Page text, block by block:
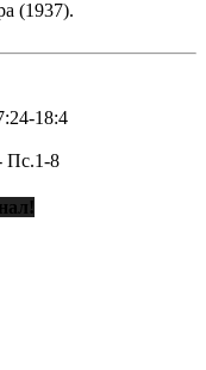
(1937).
18:4
Пс.1-8